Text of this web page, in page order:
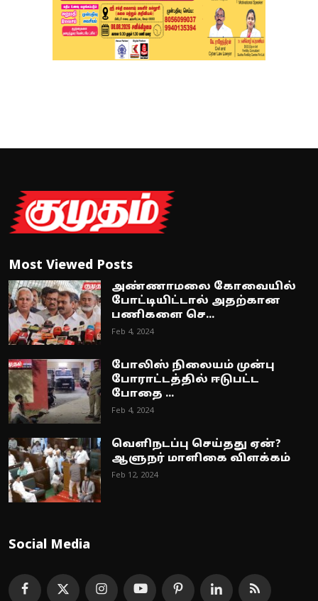
Most Viewed Posts
அண்ணாமலை கோவையில்
போட்டியிட்டால் அதற்கான
பணிகளை செ...
Feb 4, 2024
போலிஸ் நிலையம் முன்பு
போராட்டத்தில் ஈடுபட்ட
போதை ...
Feb 4, 2024
வெளிநடப்பு செய்தது ஏன்?
ஆளுநர் மாளிகை விளக்கம்
Feb 12, 2024
Social Media